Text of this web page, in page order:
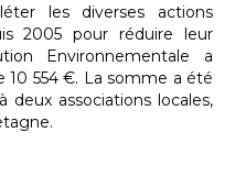
les diverses actions
2005 pour réduire leur
Environnementale a
554 €. La somme a été
deux associations locales,